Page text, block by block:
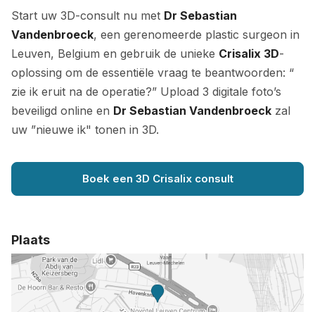
Start uw 3D-consult nu met Dr Sebastian
Vandenbroeck, een gerenomeerde plastic surgeon in
Leuven, Belgium en gebruik de unieke Crisalix 3D-
oplossing om de essentiële vraag te beantwoorden: “
zie ik eruit na de operatie?” Upload 3 digitale foto’s
beveiligd online en Dr Sebastian Vandenbroeck zal
uw ”nieuwe ik" tonen in 3D.
Boek een 3D Crisalix consult
Plaats